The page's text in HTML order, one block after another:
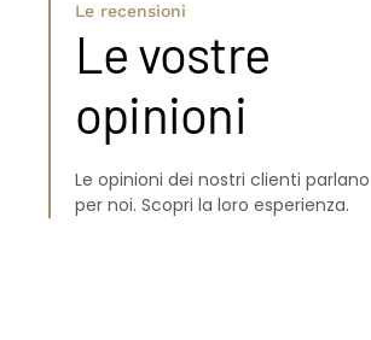
Le recensioni
Le vostre
opinioni
Le opinioni dei nostri clienti parlano
per noi. Scopri la loro esperienza.